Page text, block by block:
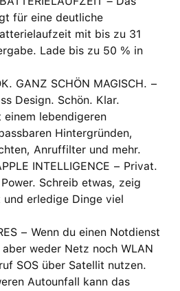
für eine deutliche
mit bis zu 31
Lade bis zu 50 % in
GANZ SCHÖN MAGISCH. −
Design. Schön. Klar.
lebendigeren
Hintergründen,
Anruffilter und mehr.
INTELLIGENCE − Privat.
Schreib etwas, zeig
erledige Dinge viel
− Wenn du einen Notdienst
weder Netz noch WLAN
SOS über Satellit nutzen.
Autounfall kann das